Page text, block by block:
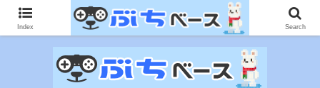
ゲームに課金して得た情報をゲーム記事に仕上げて、収益以上の課金をする無
限機関サイトです。
Index Search